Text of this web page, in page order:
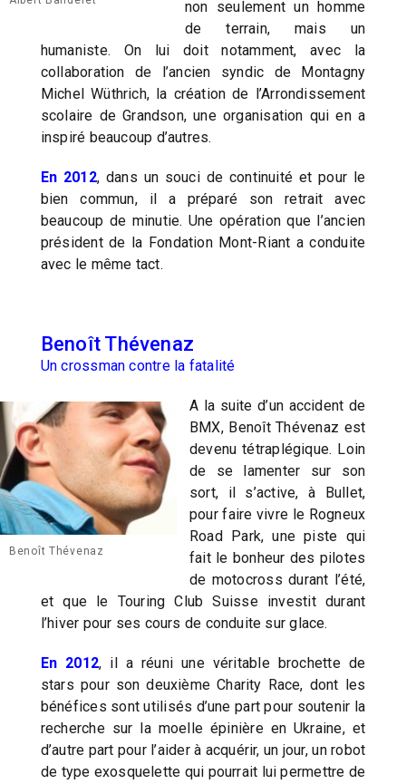
non seulement un homme
de terrain, mais un
humaniste. On lui doit notamment, avec la
collaboration de l’ancien syndic de Montagny
Michel Wüthrich, la création de l’Arrondissement
scolaire de Grandson, une organisation qui en a
inspiré beaucoup d’autres.
En 2012, dans un souci de continuité et pour le
bien commun, il a préparé son retrait avec
beaucoup de minutie. Une opération que l’ancien
président de la Fondation Mont-Riant a conduite
avec le même tact.
Benoît Thévenaz
Un crossman contre la fatalité
Benoît Thévenaz
A la suite d’un accident de
BMX, Benoît Thévenaz est
devenu tétraplégique. Loin
de se lamenter sur son
sort, il s’active, à Bullet,
pour faire vivre le Rogneux
Road Park, une piste qui
fait le bonheur des pilotes
de motocross durant l’été,
et que le Touring Club Suisse investit durant
l’hiver pour ses cours de conduite sur glace.
En 2012, il a réuni une véritable brochette de
stars pour son deuxième Charity Race, dont les
bénéfices sont utilisés d’une part pour soutenir la
recherche sur la moelle épinière en Ukraine, et
d’autre part pour l’aider à acquérir, un jour, un robot
de type exosquelette qui pourrait lui permettre de